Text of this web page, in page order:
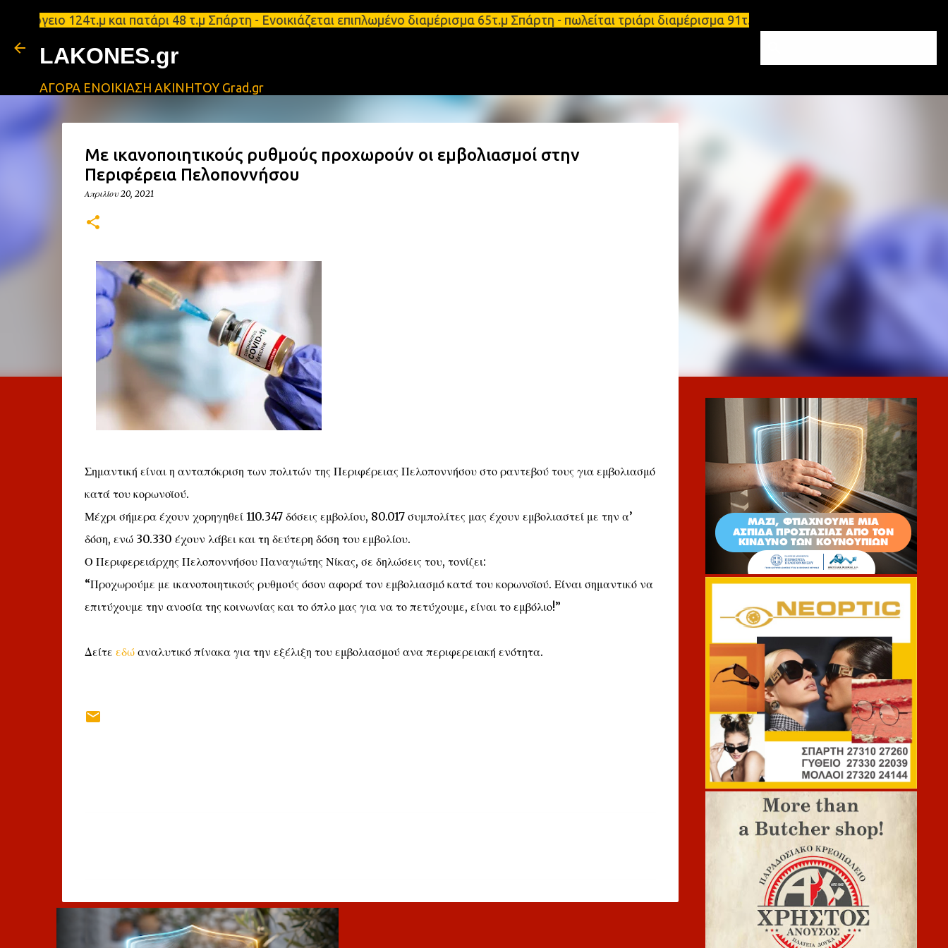
Μετάβαση στο κύριο περιεχόμενο
124τ.μ και πατάρι 48 τ.μ Σπάρτη - Ενοικιάζεται επιπλωμένο διαμέρισμα 65τ.μ Σπάρτη - πωλείται τριάρι διαμέρισμα 91τ.μ Ζητούνται
LAKONES.gr
ΑΓΟΡΑ ΕΝΟΙΚΙΑΣΗ ΑΚΙΝΗΤΟΥ Grad.gr
Με ικανοποιητικούς ρυθμούς προχωρούν οι εμβολιασμοί στην
Περιφέρεια Πελοποννήσου
Απριλίου 20, 2021
Σημαντική είναι η ανταπόκριση των πολιτών της Περιφέρειας Πελοποννήσου στο ραντεβού τους για εμβολιασμό
κατά του κορωνοϊού.
Μέχρι σήμερα έχουν χορηγηθεί 110.347 δόσεις εμβολίου, 80.017 συμπολίτες μας έχουν εμβολιαστεί με την α’
δόση, ενώ 30.330 έχουν λάβει και τη δεύτερη δόση του εμβολίου.
Ο Περιφερειάρχης Πελοποννήσου Παναγιώτης Νίκας, σε δηλώσεις του, τονίζει:
“Προχωρούμε με ικανοποιητικούς ρυθμούς όσον αφορά τον εμβολιασμό κατά του κορωνοϊού. Είναι σημαντικό να
επιτύχουμε την ανοσία της κοινωνίας και το όπλο μας για να το πετύχουμε, είναι το εμβόλιο!”
Δείτε εδώαναλυτικό πίνακα για την εξέλιξη του εμβολιασμού ανα περιφερειακή ενότητα.
λ